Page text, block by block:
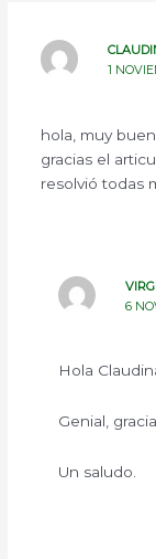
1
hola, muy
gracias el
resolvió todas
6
Hola
Genial,
Un saludo.